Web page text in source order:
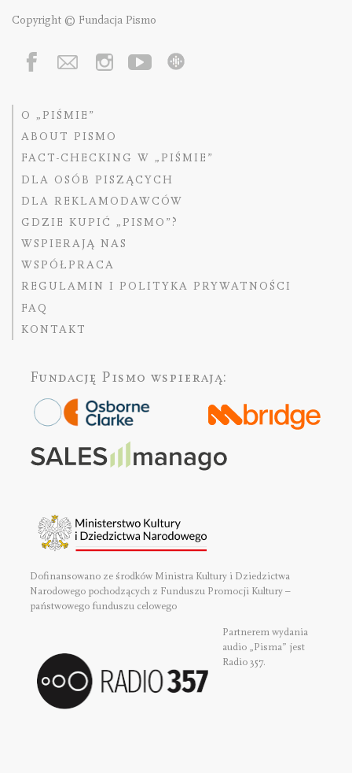
Copyright © Fundacja Pismo
O „PIŚMIE”
ABOUT PISMO
FACT-CHECKING W „PIŚMIE”
DLA OSÓB PISZĄCYCH
DLA REKLAMODAWCÓW
GDZIE KUPIĆ „PISMO”?
WSPIERAJĄ NAS
WSPÓŁPRACA
REGULAMIN I POLITYKA PRYWATNOŚCI
FAQ
KONTAKT
Fundację Pismo wspierają:
Dofinansowano ze środków Ministra Kultury i Dziedzictwa
Narodowego pochodzących z Funduszu Promocji Kultury –
państwowego funduszu celowego
Partnerem wydania
audio „Pisma” jest
Radio 357.